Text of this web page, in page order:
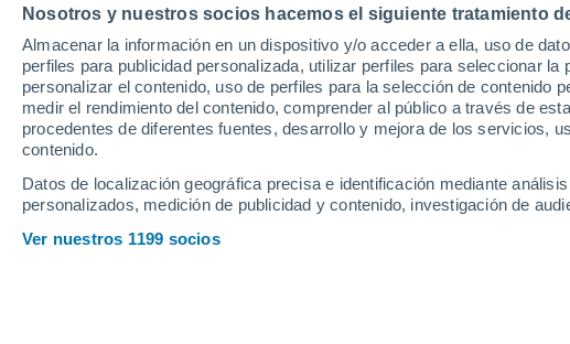
Nosotros y nuestros socios hacemos el siguiente tratamiento
Almacenar la información en un dispositivo y/o acceder a ella, uso de
perfiles para publicidad personalizada, utilizar perfiles para seleccionar
personalizar el contenido, uso de perfiles para la selección de contenido
medir el rendimiento del contenido, comprender al público a través de
procedentes de diferentes fuentes, desarrollo y mejora de los servicios,
contenido.
Datos de localización geográfica precisa e identificación mediante
personalizados, medición de publicidad y contenido, investigación de
Ver nuestros 1199 socios
Monza